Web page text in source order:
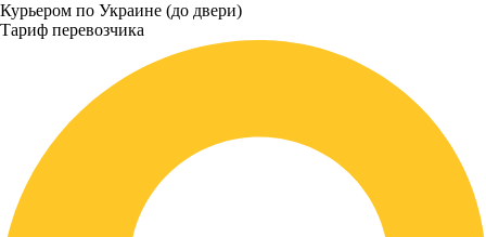
Курьером по Украине (до двери)
Тариф перевозчика